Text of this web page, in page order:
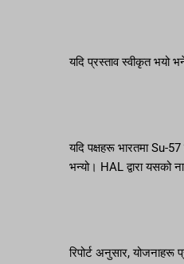
यदि प्रस्ताव स्वीकृत भयो
यदि पक्षहरू भारतमा Su-
भन्यो। HAL द्वारा यसको
रिपोर्ट अनुसार,